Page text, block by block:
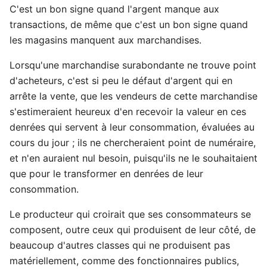
C'est un bon signe quand l'argent manque aux
transactions, de même que c'est un bon signe quand
les magasins manquent aux marchandises.
Lorsqu'une marchandise surabondante ne trouve point
d'acheteurs, c'est si peu le défaut d'argent qui en
arrête la vente, que les vendeurs de cette marchandise
s'estimeraient heureux d'en recevoir la valeur en ces
denrées qui servent à leur consommation, évaluées au
cours du jour ; ils ne chercheraient point de numéraire,
et n'en auraient nul besoin, puisqu'ils ne le souhaitaient
que pour le transformer en denrées de leur
consommation.
Le producteur qui croirait que ses consommateurs se
composent, outre ceux qui produisent de leur côté, de
beaucoup d'autres classes qui ne produisent pas
matériellement, comme des fonctionnaires publics,